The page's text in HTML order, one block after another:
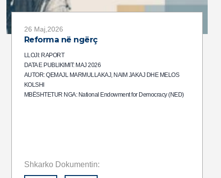
26 Maj,2026
Reforma në ngërç
LLOJI: RAPORT
DATA E PUBLIKIMIT: MAJ 2026
AUTOR: QEMAJL MARMULLAKAJ, NAIM JAKAJ DHE MELOS
KOLSHI
MBËSHTETUR NGA: National Endowment for Democracy (NED)
Shkarko Dokumentin: